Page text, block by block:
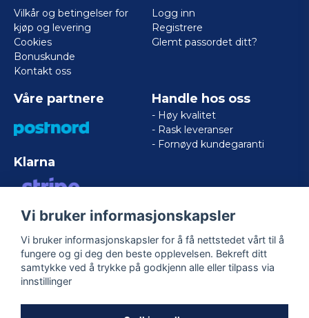
Vilkår og betingelser for
kjøp og levering
Cookies
Bonuskunde
Kontakt oss
Logg inn
Registrere
Glemt passordet ditt?
Våre partnere
Klarna
VISA/MASTERCARD/AMERICAN
Handle hos oss
- Høy kvalitet
- Rask leveranser
- Fornøyd kundegaranti
Følg oss
Vi bruker informasjonskapsler
Vi bruker informasjonskapsler for å få nettstedet vårt til å
fungere og gi deg den beste opplevelsen. Bekreft ditt
samtykke ved å trykke på godkjenn alle eller tilpass via
innstillinger